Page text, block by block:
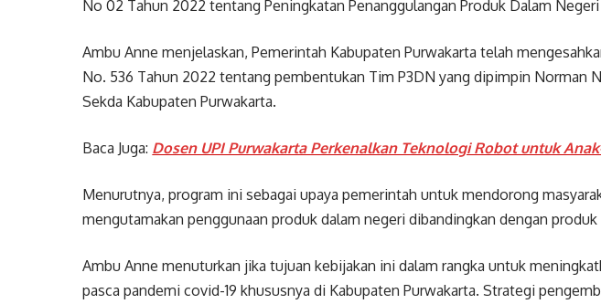
No 02 Tahun 2022 tentang Peningkatan Penanggulangan Produk Dalam Negeri
Ambu Anne menjelaskan, Pemerintah Kabupaten Purwakarta telah
No. 536 Tahun 2022 tentang pembentukan Tim P3DN yang dipimpin Norman
Sekda Kabupaten Purwakarta.
Baca Juga: Dosen UPI Purwakarta Perkenalkan Teknologi Robot untuk
Menurutnya, program ini sebagai upaya pemerintah untuk mendorong
mengutamakan penggunaan produk dalam negeri dibandingkan dengan produk
Ambu Anne menuturkan jika tujuan kebijakan ini dalam rangka untuk
pasca pandemi covid-19 khususnya di Kabupaten Purwakarta. Strategi